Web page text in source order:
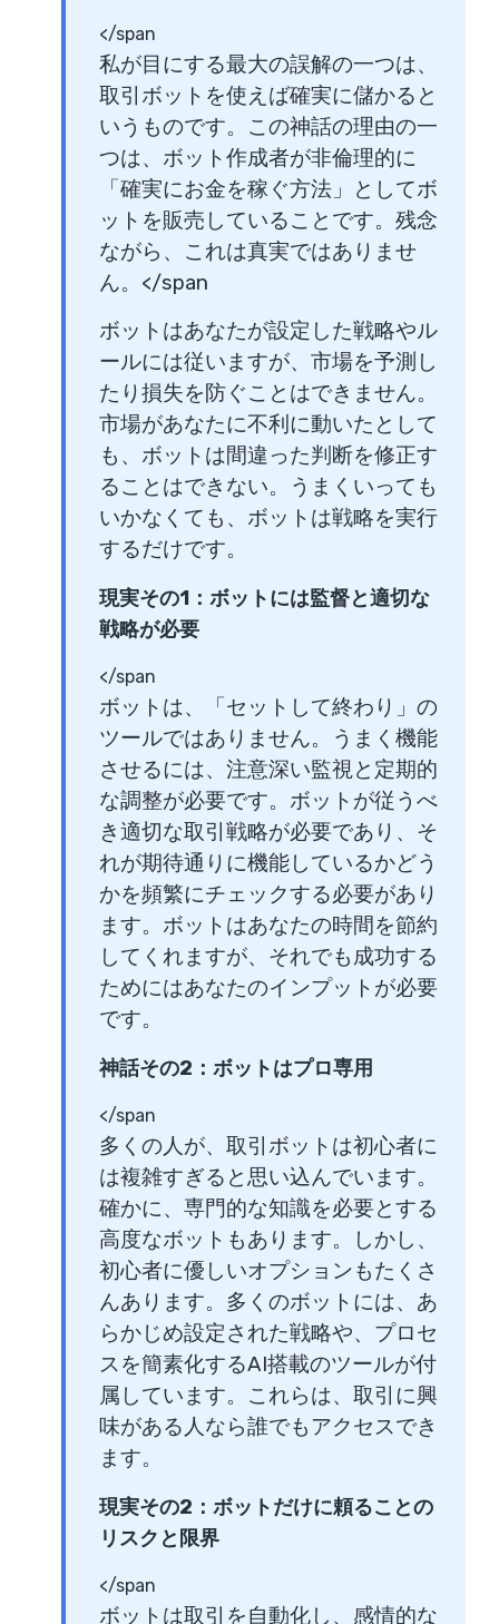
</span
私が目にする最大の誤解の一つは、
取引ボットを使えば確実に儲かると
いうものです。この神話の理由の一
つは、ボット作成者が非倫理的に
「確実にお金を稼ぐ方法」としてボ
ットを販売していることです。残念
ながら、これは真実ではありませ
ん。</span
ボットはあなたが設定した戦略やル
ールには従いますが、市場を予測し
たり損失を防ぐことはできません。
市場があなたに不利に動いたとして
も、ボットは間違った判断を修正す
ることはできない。うまくいっても
いかなくても、ボットは戦略を実行
するだけです。
現実その1：ボットには監督と適切な
戦略が必要
</span
ボットは、「セットして終わり」の
ツールではありません。うまく機能
させるには、注意深い監視と定期的
な調整が必要です。ボットが従うべ
き適切な取引戦略が必要であり、そ
れが期待通りに機能しているかどう
かを頻繁にチェックする必要があり
ます。ボットはあなたの時間を節約
してくれますが、それでも成功する
ためにはあなたのインプットが必要
です。
神話その2：ボットはプロ専用
</span
多くの人が、取引ボットは初心者に
は複雑すぎると思い込んでいます。
確かに、専門的な知識を必要とする
高度なボットもあります。しかし、
初心者に優しいオプションもたくさ
んあります。多くのボットには、あ
らかじめ設定された戦略や、プロセ
スを簡素化するAI搭載のツールが付
属しています。これらは、取引に興
味がある人なら誰でもアクセスでき
ます。
現実その2：ボットだけに頼ることの
リスクと限界
</span
ボットは取引を自動化し、感情的な